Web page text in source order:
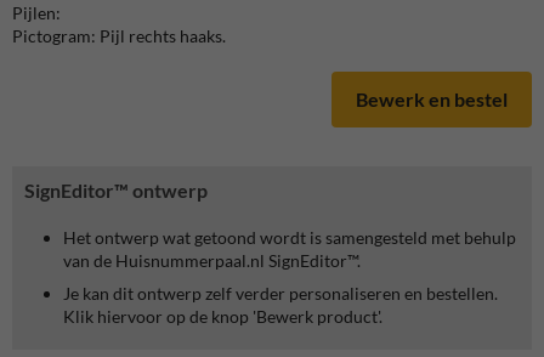
SignEditor™ ontwerp
Het ontwerp wat getoond wordt is samengesteld met behulp
van de Huisnummerpaal.nl SignEditor™.
Je kan dit ontwerp zelf verder personaliseren en bestellen.
Klik hiervoor op de knop 'Bewerk product'.
Pijlen:
Pictogram: Pijl rechts haaks.
Bewerk en bestel